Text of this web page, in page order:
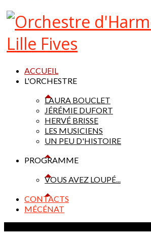
ACCUEIL
L'ORCHESTRE
LAURA BOUCLET
JÉRÉMIE DUFORT
HERVÉ BRISSE
LES MUSICIENS
UN PEU D'HISTOIRE
PROGRAMME
VOUS AVEZ LOUPÉ...
CONTACTS
MÉCÉNAT